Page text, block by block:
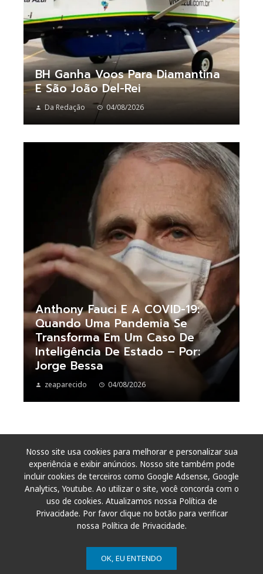
Nosso site usa cookies para melhorar e personalizar sua
experiência e exibir anúncios. Nosso site também pode
incluir cookies de terceiros como Google Adsense, Google
Analytics, Youtube. Ao utilizar o site, você concorda com o
uso de cookies. Atualizamos nossa Política de
Privacidade. Por favor clique no botão para verificar
nossa Política de Privacidade.
OK, EU ENTENDO
BH Ganha Voos Para Diamantina
E São João Del-Rei
Da Redação 04/08/2026
Anthony Fauci E A COVID-19:
Quando Uma Pandemia Se
Transforma Em Um Caso De
Inteligência De Estado – Por:
Jorge Bessa
zeaparecido 04/08/2026
© 2011 - 2026. Todos os direitos reservados.